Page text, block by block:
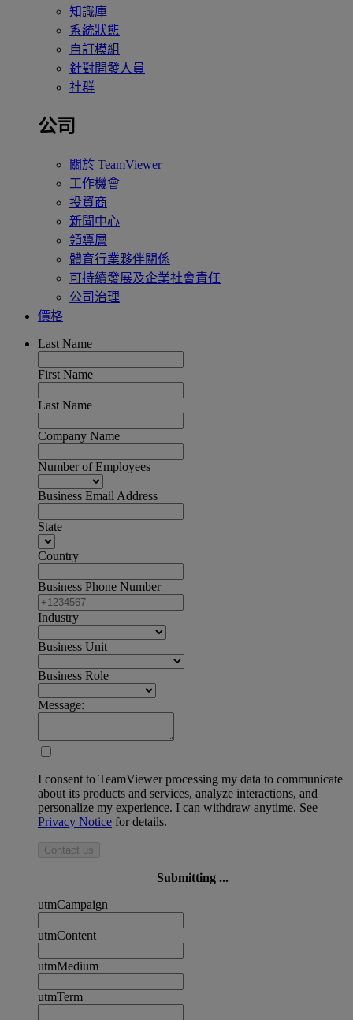
知識庫
系統狀態
自訂模組
針對開發人員
社群
公司
關於 TeamViewer
工作機會
投資商
新聞中心
領導層
體育行業夥伴關係
可持續發展及企業社會責任
公司治理
價格
Last Name
First Name
Last Name
Company Name
Number of Employees
Business Email Address
State
Country
Business Phone Number
Industry
Business Unit
Business Role
Message:
I consent to TeamViewer processing my data to communicate
about its products and services, analyze interactions, and
personalize my experience. I can withdraw anytime. See
Privacy Notice for details.
Contact us
Submitting ...
utmCampaign
utmContent
utmMedium
utmTerm